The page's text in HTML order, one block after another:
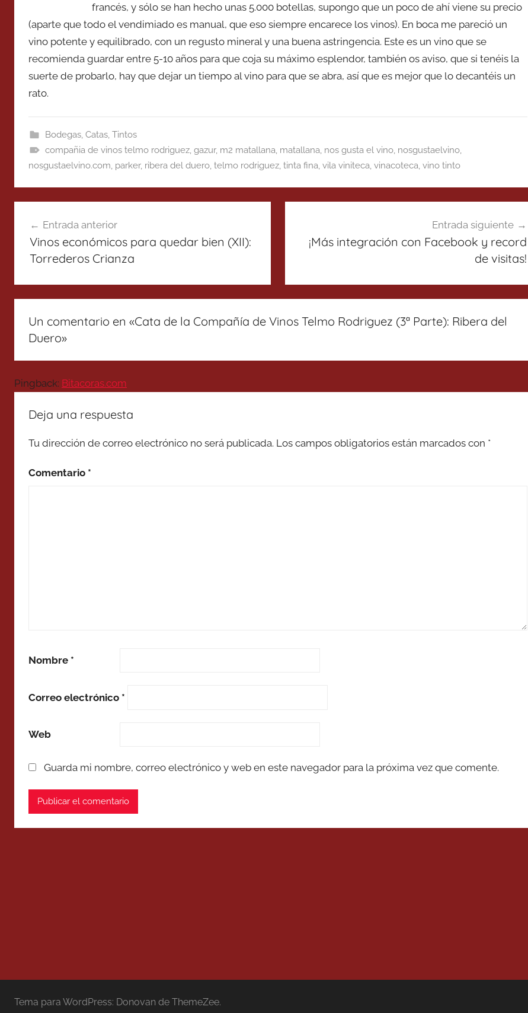
francés, y sólo se han hecho unas 5.000 botellas, supongo que un poco de ahí viene su precio
(aparte que todo el vendimiado es manual, que eso siempre encarece los vinos). En boca me pareció un
vino potente y equilibrado, con un regusto mineral y una buena astringencia. Este es un vino que se
recomienda guardar entre 5-10 años para que coja su máximo esplendor, también os aviso, que si tenéis la
suerte de probarlo, hay que dejar un tiempo al vino para que se abra, así que es mejor que lo decantéis un
rato.
Bodegas, Catas, Tintos
compañia de vinos telmo rodriguez, gazur, m2 matallana matallana nos gusta el vino, nosgustaelvino,
nosgustaelvino.com parker, ribera del duero telmo rodriguez tinta fina vila viniteca vinacoteca vino tinto
de
entradas
Entrada anterior
Vinos económicos para quedar bien (XII):
Torrederos Crianza
Entrada siguiente
¡Más integración con Facebook y record
de visitas!
Un comentario en «Cata de la Compañía de Vinos Telmo Rodriguez (3ª Parte): Ribera del
Duero»
Pingback: Bitacoras.com
Deja una respuesta
Tu dirección de correo electrónico no será publicada. Los campos obligatorios están marcados con *
Comentario *
Nombre *
Correo electrónico *
Web
Guarda mi nombre, correo electrónico y web en este navegador para la próxima vez que comente.
Tema para WordPress: Donovan de ThemeZee.